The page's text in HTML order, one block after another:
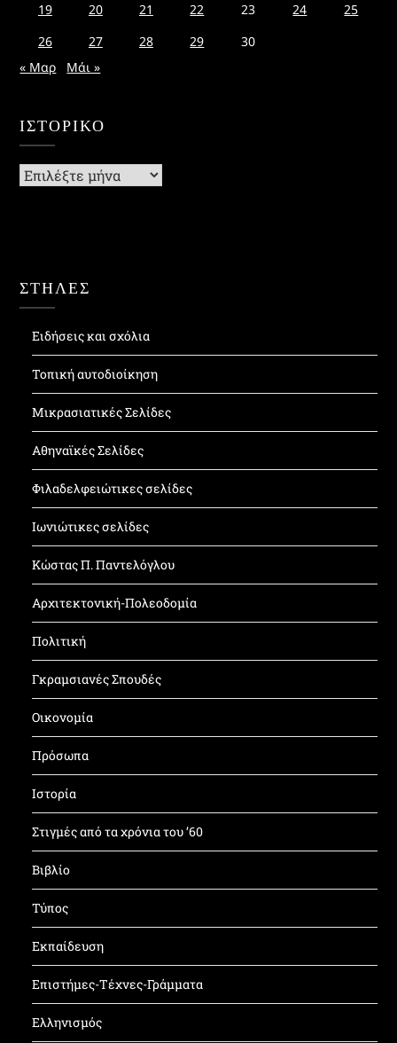
19
20 21 22 23 24
25
26
27 28 29
30
« Μαρ
Μάι »
ΙΣΤΟΡΙΚΌ
Ιστορικό
ΣΤΗΛΕΣ
Ειδήσεις και σχόλια
Τοπική αυτοδιοίκηση
Μικρασιατικές Σελίδες
Αθηναϊκές Σελίδες
Φιλαδελφειώτικες σελίδες
Ιωνιώτικες σελίδες
Κώστας Π. Παντελόγλου
Αρχιτεκτονική-Πολεοδομία
Πολιτική
Γκραμσιανές Σπουδές
Οικονομία
Πρόσωπα
Ιστορία
Στιγμές από τα χρόνια του ’60
Βιβλίο
Τύπος
Εκπαίδευση
Επιστήμες-Τέχνες-Γράμματα
Ελληνισμός